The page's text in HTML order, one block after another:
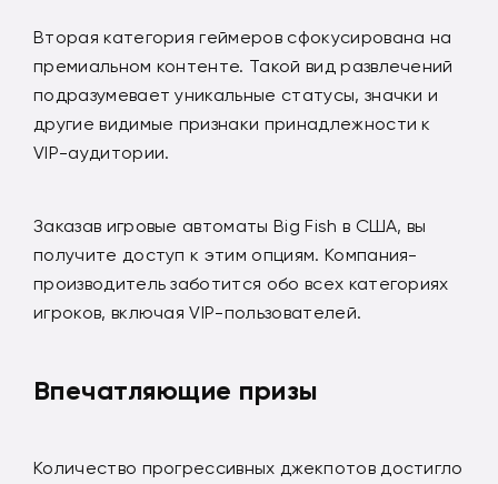
Вторая категория геймеров сфокусирована на
премиальном контенте. Такой вид развлечений
подразумевает уникальные статусы, значки и
другие видимые признаки принадлежности к
VIP-аудитории.
Заказав игровые автоматы Big Fish в США, вы
получите доступ к этим опциям. Компания-
производитель заботится обо всех категориях
игроков, включая VIP-пользователей.
Впечатляющие призы
Количество прогрессивных джекпотов достигло